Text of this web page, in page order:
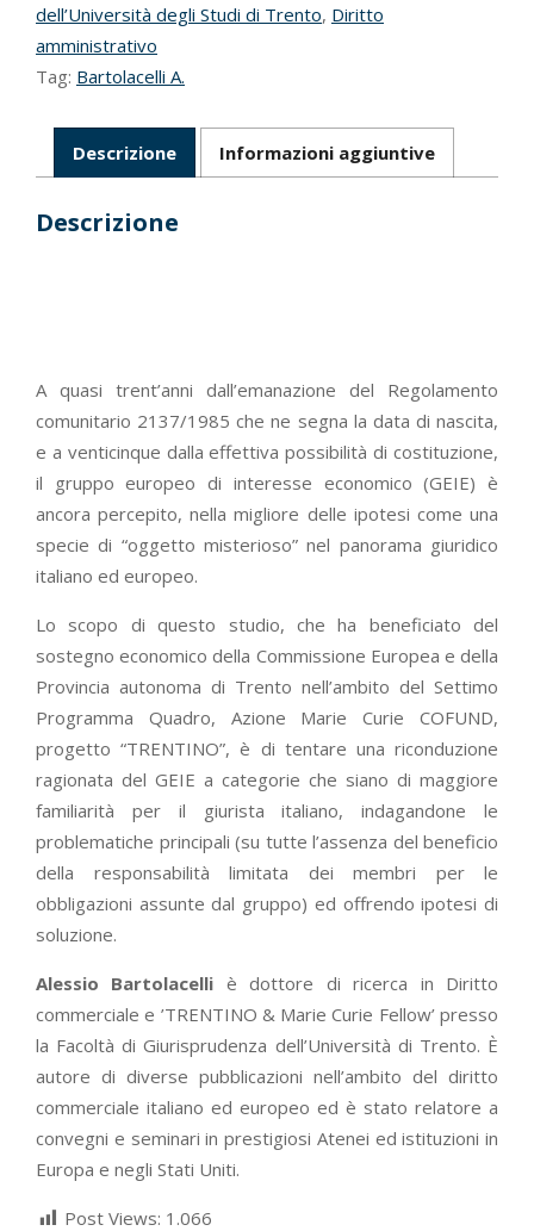
dell’Università degli Studi di Trento, Diritto
amministrativo
Tag: Bartolacelli A.
Descrizione Informazioni aggiuntive
Descrizione
A quasi trent’anni dall’emanazione del Regolamento
comunitario 2137/1985 che ne segna la data di nascita,
e a venticinque dalla effettiva possibilità di costituzione,
il gruppo europeo di interesse economico (GEIE) è
ancora percepito, nella migliore delle ipotesi come una
specie di “oggetto misterioso” nel panorama giuridico
italiano ed europeo.
Lo scopo di questo studio, che ha beneficiato del
sostegno economico della Commissione Europea e della
Provincia autonoma di Trento nell’ambito del Settimo
Programma Quadro, Azione Marie Curie COFUND,
progetto “TRENTINO”, è di tentare una riconduzione
ragionata del GEIE a categorie che siano di maggiore
familiarità per il giurista italiano, indagandone le
problematiche principali (su tutte l’assenza del beneficio
della responsabilità limitata dei membri per le
obbligazioni assunte dal gruppo) ed offrendo ipotesi di
soluzione.
Alessio Bartolacelli è dottore di ricerca in Diritto
commerciale e ’TRENTINO & Marie Curie Fellow’ presso
la Facoltà di Giurisprudenza dell’Università di Trento. È
autore di diverse pubblicazioni nell’ambito del diritto
commerciale italiano ed europeo ed è stato relatore a
convegni e seminari in prestigiosi Atenei ed istituzioni in
Europa e negli Stati Uniti.
Post Views: 1.066